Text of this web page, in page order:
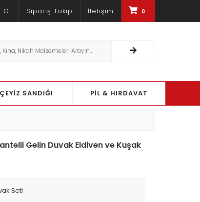
Ol Sipariş Takip İletişim 0
PCI-DSS DOĞRULAMA YÖNTEMI ILE %100
ÇEYİZ SANDIĞI PİL & HIRDAVAT
Gelin Duvak Eldiven ve Kuşak
Seti